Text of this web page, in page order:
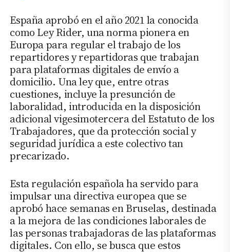
España aprobó en el año 2021 la conocida
como Ley Rider, una norma pionera en
Europa para regular el trabajo de los
repartidores y repartidoras que trabajan
para plataformas digitales de envío a
domicilio. Una ley que, entre otras
cuestiones, incluye la presunción de
laboralidad, introducida en la disposición
adicional vigesimotercera del Estatuto de los
Trabajadores, que da protección social y
seguridad jurídica a este colectivo tan
precarizado.
Esta regulación española ha servido para
impulsar una directiva europea que se
aprobó hace semanas en Bruselas, destinada
a la mejora de las condiciones laborales de
las personas trabajadoras de las plataformas
digitales. Con ello, se busca que estos